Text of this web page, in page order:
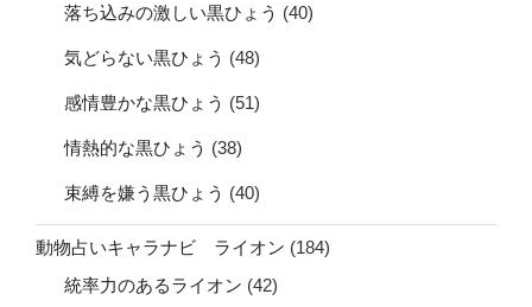
落ち込みの激しい黒ひょう (40)
気どらない黒ひょう (48)
感情豊かな黒ひょう (51)
情熱的な黒ひょう (38)
束縛を嫌う黒ひょう (40)
動物占いキャラナビ ライオン (184)
統率力のあるライオン (42)